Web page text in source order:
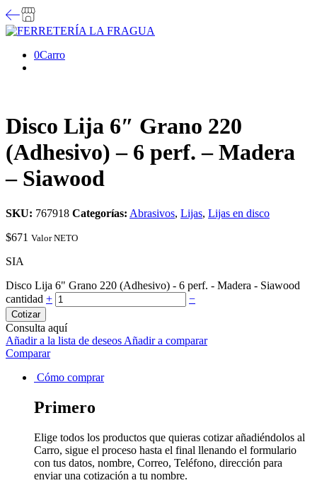
0Carro
Disco Lija 6″ Grano 220
(Adhesivo) – 6 perf. – Madera
– Siawood
SKU: 767918 Categorías: Abrasivos, Lijas, Lijas en disco
$671 Valor NETO
SIA
Disco Lija 6" Grano 220 (Adhesivo) - 6 perf. - Madera - Siawood
cantidad + −
Cotizar
Consulta aquí
Añadir a la lista de deseos Añadir a comparar
Comparar
Cómo comprar
Primero
Elige todos los productos que quieras cotizar añadiéndolos al
Carro, sigue el proceso hasta el final llenando el formulario
con tus datos, nombre, Correo, Teléfono, dirección para
enviar una cotización a tu nombre.